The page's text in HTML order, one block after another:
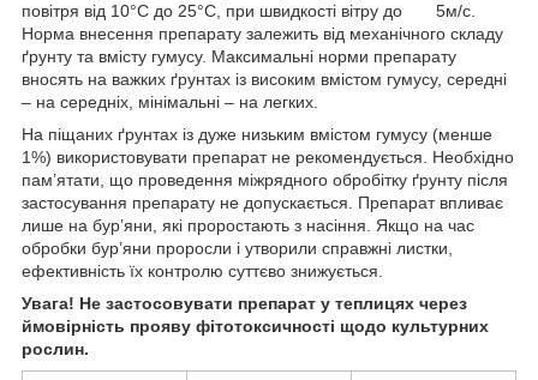
повітря від 10°С до 25°С, при швидкості вітру до 5м/с.
Норма внесення препарату залежить від механічного складу
ґрунту та вмісту гумусу. Максимальні норми препарату
вносять на важких ґрунтах із високим вмістом гумусу, середні
– на середніх, мінімальні – на легких.
На піщаних ґрунтах із дуже низьким вмістом гумусу (менше
1%) використовувати препарат не рекомендується. Необхідно
пам’ятати, що проведення міжрядного обробітку ґрунту після
застосування препарату не допускається. Препарат впливає
лише на бур’яни, які проростають з насіння. Якщо на час
обробки бур’яни проросли і утворили справжні листки,
ефективність їх контролю суттєво знижується.
Увага! Не застосовувати препарат у теплицях через
ймовірність прояву фітотоксичності щодо культурних
рослин.